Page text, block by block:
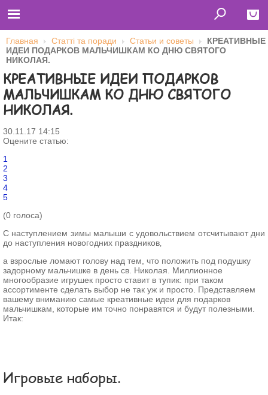
Главная
Футболки
Толстовки (кенгурушки)
Свитшоты
Лонгсливы
Ветровки
Оплата и доставка
Сотрудничество
Имя пользователя (логин)
Пароль
Забыли пароль?
Забыли имя пользователя (логин)?
Регистрация
Главная Статті та поради Статьи и советы
КРЕАТИВНЫЕ
ИДЕИ ПОДАРКОВ МАЛЬЧИШКАМ КО ДНЮ СВЯТОГО
НИКОЛАЯ.
КРЕАТИВНЫЕ ИДЕИ ПОДАРКОВ
МАЛЬЧИШКАМ КО ДНЮ СВЯТОГО
НИКОЛАЯ.
30.11.17 14:15
Оцените статью:
1
2
3
4
5
(0 голоса)
С наступлением зимы малыши с удовольствием отсчитывают дни
до наступления новогодних праздников,
а взрослые ломают голову над тем, что положить под подушку
задорному мальчишке в день св. Николая. Миллионное
многообразие игрушек просто ставит в тупик: при таком
ассортименте сделать выбор не так уж и просто. Представляем
вашему вниманию самые креативные идеи для подарков
мальчишкам, которые им точно понравятся и будут полезными.
Итак:
Игровые наборы.